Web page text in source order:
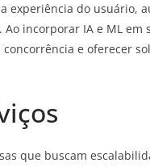
experiência do usuário,
incorporar IA e ML em
e oferecer
que buscam